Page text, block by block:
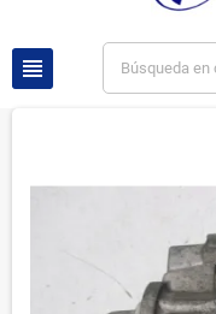
view_headline